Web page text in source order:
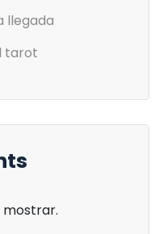
llegada
tarot
mostrar.